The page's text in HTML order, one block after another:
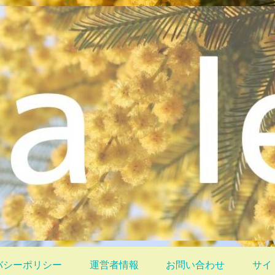
シーポリシー 運営者情報 お問い合わせ サイ